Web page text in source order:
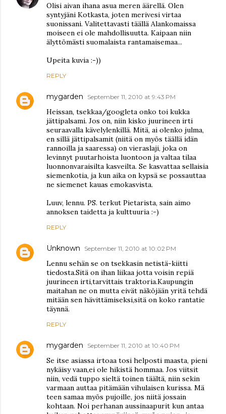
Olisi aivan ihana asua meren äärellä. Olen
syntyjäni Kotkasta, joten merivesi virtaa
suonissani. Valitettavasti täällä Alankomaissa
moiseen ei ole mahdollisuutta. Kaipaan niin
älyttömästi suomalaista rantamaisemaa...
Upeita kuvia :-))
REPLY
mygarden September 11, 2010 at 9:43 PM
Heissan, tsekkaa/googleta onko toi kukka
jättipalsami. Jos on, niin kisko juurineen irti
seuraavalla kävelylenkillä. Mitä, ai olenko julma,
en sillä jättipalsamit (niitä on myös täällä idän
rannoilla ja saaressa) on vieraslaji, joka on
levinnyt puutarhoista luontoon ja valtaa tilaa
luonnonvaraisilta kasveilta. Se kasvattaa sellaisia
siemenkotia, ja kun aika on kypsä se possauttaa
ne siemenet kauas emokasvista.
Luuv, lennu. PS. terkut Pietarista, sain aimo
annoksen taidetta ja kulttuuria :-)
REPLY
Unknown September 11, 2010 at 10:02 PM
Lennu sehän se on tsekkasin netistä-kiitti
tiedosta.Sitä on ihan liikaa jotta voisin repiä
juurineen irti,tarvittais traktoria.Kaupungin
maitahan ne on mutta eivät näköjään yritä tehdä
mitään sen hävittämiseksi,sitä on koko rantatie
täynnä.
REPLY
mygarden September 11, 2010 at 10:40 PM
Se itse asiassa irtoaa tosi helposti maasta, pieni
nykäisy vaan,ei ole hikistä hommaa. Jos viitsit
niin, vedä tuppo sieltä toinen täältä, niin sekin
varmaan auttaa pitämään vihulaisen kurissa. Mä
teen samaa myös pujoille, jos niitä jossain
kohtaan. Noi perhanan aussinaapurit kun antaa